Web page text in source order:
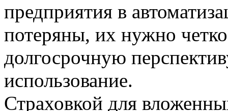
предприятия в
потеряны, их нужно
долгосрочную
использование.
Страховкой для